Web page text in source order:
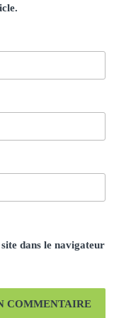
dans le navigateur